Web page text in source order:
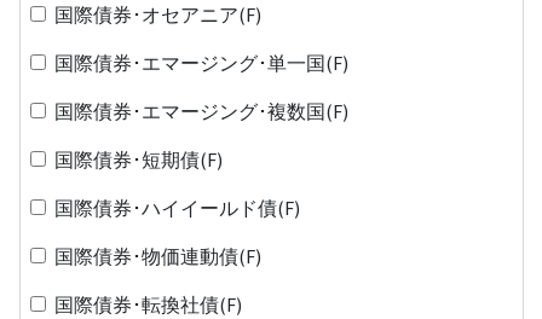
国際債券･オセアニア(F)
国際債券･エマージング･単一国(F)
国際債券･エマージング･複数国(F)
国際債券･短期債(F)
国際債券･ハイイールド債(F)
国際債券･物価連動債(F)
国際債券･転換社債(F)